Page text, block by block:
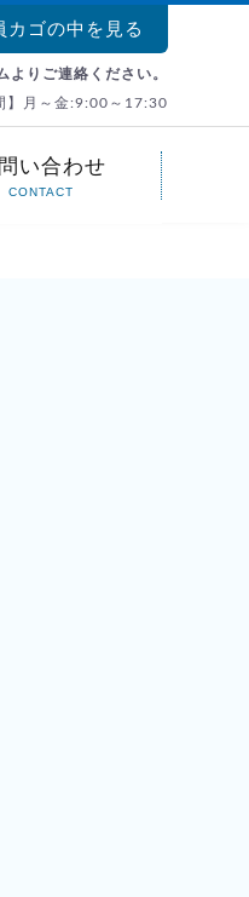
ゴの中を見る
よりご連絡ください。
】月～金:9:00～17:30
い合わせ
CONTACT